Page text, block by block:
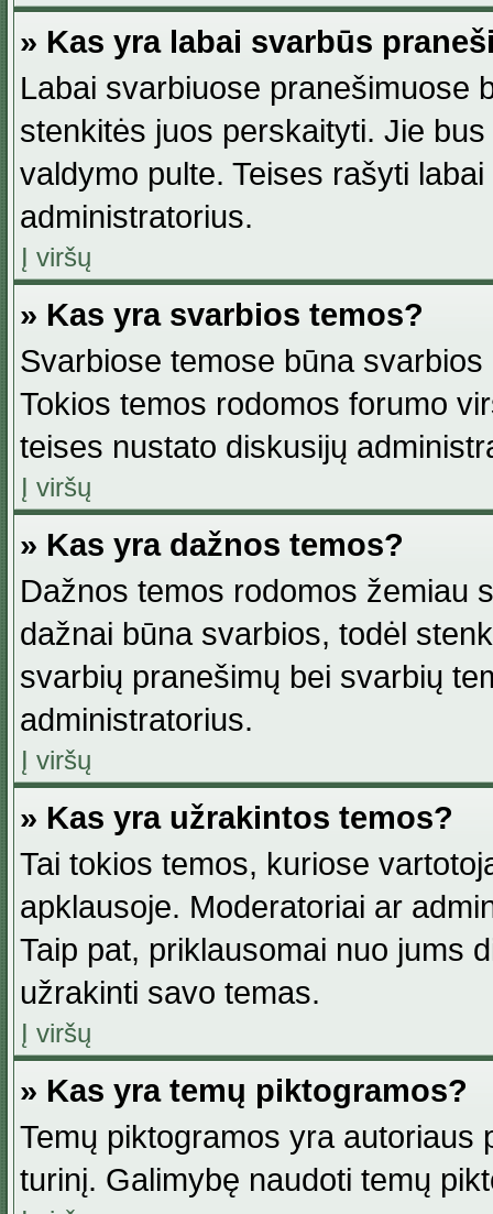
» Kas yra labai svarbūs
Labai svarbiuose pranešimuose
stenkitės juos perskaityti. Jie
valdymo pulte. Teises rašyti
administratorius.
Į viršų
» Kas yra svarbios temos?
Svarbiose temose būna
Tokios temos rodomos forumo
teises nustato diskusijų
Į viršų
» Kas yra dažnos temos?
Dažnos temos rodomos žemiau
dažnai būna svarbios, todėl
svarbių pranešimų bei svarbių
administratorius.
Į viršų
» Kas yra užrakintos temos?
Tai tokios temos, kuriose
apklausoje. Moderatoriai ar
Taip pat, priklausomai nuo jums
užrakinti savo temas.
Į viršų
» Kas yra temų piktogramos?
Temų piktogramos yra autoriaus
turinį. Galimybę naudoti temų